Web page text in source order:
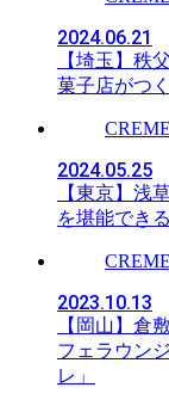
2024.06.21
【埼玉】秩
菓子店がつ
2024.05.25
【東京】浅
を堪能でき
2023.10.13
【岡山】倉
フェラウン
レ」